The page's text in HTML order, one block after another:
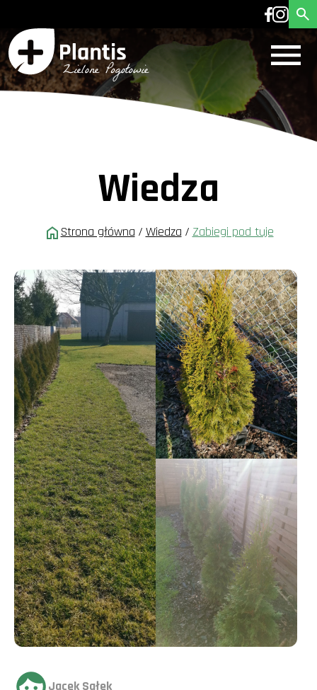
Wiedza
Strona główna / Wiedza / Zabiegi pod tuje
Jacek Sałek